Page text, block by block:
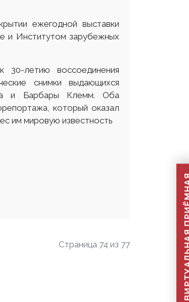
ежегодной выставки
и Институтом зарубежных
30-летию воссоединения
снимки выдающихся
и Барбары Клемм. Оба
который оказал
им мировую известность
Страница 74 из 77